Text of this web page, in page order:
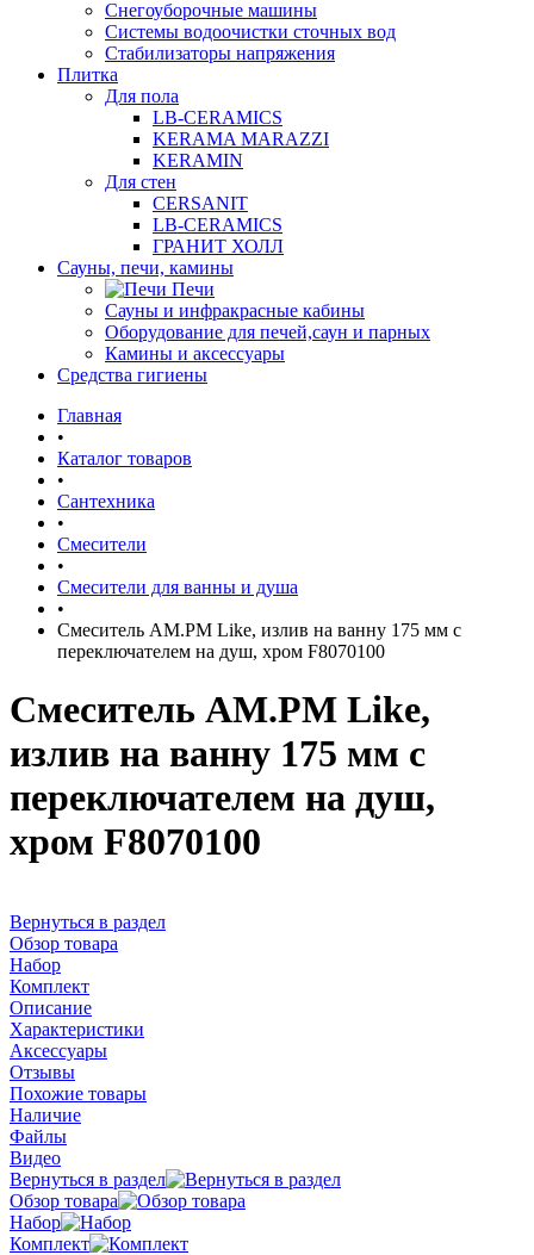
Снегоуборочные машины
Системы водоочистки сточных вод
Стабилизаторы напряжения
Плитка
Для пола
LB-CERAMICS
KERAMA MARAZZI
KERAMIN
Для стен
CERSANIT
LB-CERAMICS
ГРАНИТ ХОЛЛ
Сауны, печи, камины
Печи
Сауны и инфракрасные кабины
Оборудование для печей,саун и парных
Камины и аксессуары
Средства гигиены
Главная
•
Каталог товаров
•
Сантехника
•
Смесители
•
Смесители для ванны и душа
•
Смеситель AM.PM Like, излив на ванну 175 мм с
переключателем на душ, хром F8070100
Смеситель AM.PM Like,
излив на ванну 175 мм с
переключателем на душ,
хром F8070100
Вернуться в раздел
Обзор товара
Набор
Комплект
Описание
Характеристики
Аксессуары
Отзывы
Похожие товары
Наличие
Файлы
Видео
Вернуться в раздел
Обзор товара
Набор
Комплект